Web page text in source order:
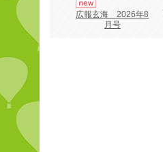
広報玄海 2026年8
月号